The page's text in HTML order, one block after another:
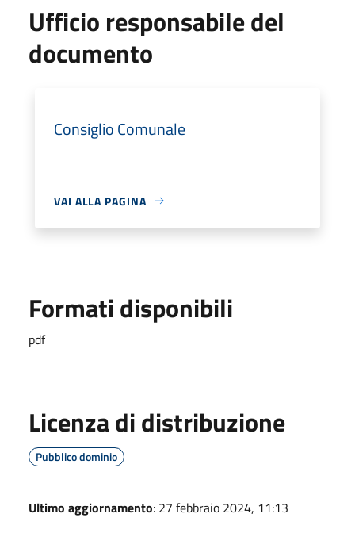
Ufficio responsabile del
documento
Consiglio Comunale
VAI ALLA PAGINA
Formati disponibili
pdf
Licenza di distribuzione
Pubblico dominio
Ultimo aggiornamento: 27 febbraio 2024, 11:13